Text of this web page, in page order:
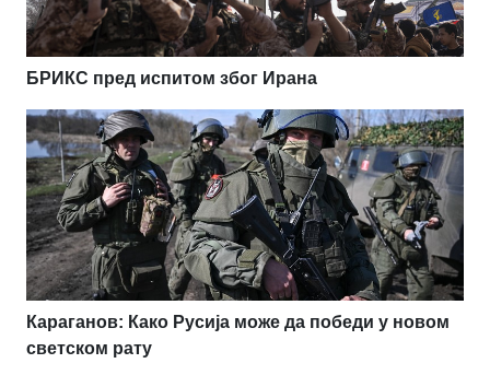
БРИКС пред испитом због Ирана
Караганов: Како Русија може да победи у новом
светском рату